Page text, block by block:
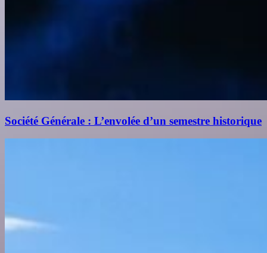
Société Générale : L’envolée d’un semestre historique